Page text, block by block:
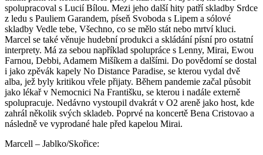
spolupracoval s Lucií Bílou. Mezi jeho další hity patří skladby Srdce
z ledu s Pauliem Garandem, píseň Svoboda s Lipem a sólové
skladby Vedle tebe, Všechno, co se mělo stát nebo mrtví kluci.
Marcel se také věnuje hudební produkci a skládání písní pro ostatní
interprety. Má za sebou například spolupráce s Lenny, Mirai, Ewou
Farnou, Debbi, Adamem Mišíkem a dalšími. Do povědomí se dostal
i jako zpěvák kapely No Distance Paradise, se kterou vydal dvě
alba, jež byly kritikou vřele přijaty. Během pandemie začal působit
jako lékař v Nemocnici Na Františku, se kterou i nadále externě
spolupracuje. Nedávno vystoupil dvakrát v O2 areně jako host, kde
zahrál několik svých skladeb. Poprvé na koncertě Bena Cristovao a
následně ve vyprodané hale před kapelou Mirai.
Marcell – Jablko/Skořice: